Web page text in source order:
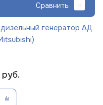
Сравнить
генератор АД
руб.